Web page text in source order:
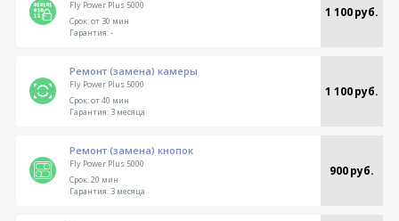
Fly Power Plus 5000 1 100 руб.
Срок:от 30 мин
Гарантия:-
Ремонт (замена) камеры
Fly Power Plus 5000 1 100 руб.
Срок:от 40 мин
Гарантия:3 месяца
Ремонт (замена) кнопок
Fly Power Plus 5000 900 руб.
Срок:20 мин
Гарантия:3 месяца